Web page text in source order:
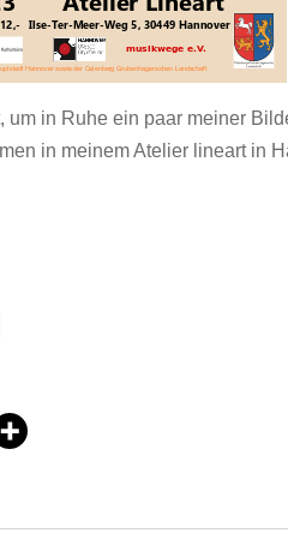
um in Ruhe ein paar meiner
in meinem Atelier lineart in